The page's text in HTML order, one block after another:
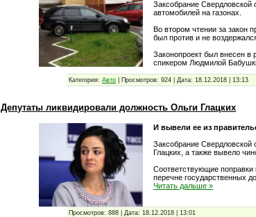
Заксобрание Свердловской
автомобилей на газонах.
Во втором чтении за закон
был против и не
Законопроект был внесен в
спикером Людмилой
Категория: Авто Просмотров: 924 Дата: 18.12.2018 |13:13
Депутаты ликвидировали должность Ольги Глацких
И вывели ее из
Заксобрание Свердловской
Глацких, а также вывело
Соответствующие поправки
перечне государственных
Читать дальше »
Просмотров: 888 Дата: 18.12.2018 |13:01